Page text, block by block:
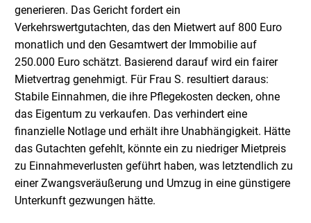
generieren. Das Gericht fordert ein
Verkehrswertgutachten, das den Mietwert auf 800 Euro
monatlich und den Gesamtwert der Immobilie auf
250.000 Euro schätzt. Basierend darauf wird ein fairer
Mietvertrag genehmigt. Für Frau S. resultiert daraus:
Stabile Einnahmen, die ihre Pflegekosten decken, ohne
das Eigentum zu verkaufen. Das verhindert eine
finanzielle Notlage und erhält ihre Unabhängigkeit. Hätte
das Gutachten gefehlt, könnte ein zu niedriger Mietpreis
zu Einnahmeverlusten geführt haben, was letztendlich zu
einer Zwangsveräußerung und Umzug in eine günstigere
Unterkunft gezwungen hätte.